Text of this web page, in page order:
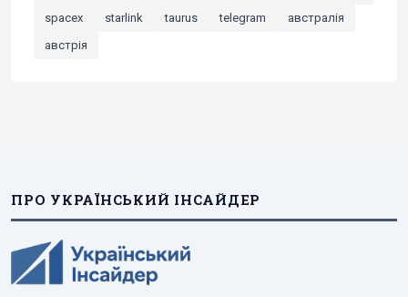
spacex
starlink taurus telegram
австралія
австрія
ПРО УКРАЇНСЬКИЙ ІНСАЙДЕР